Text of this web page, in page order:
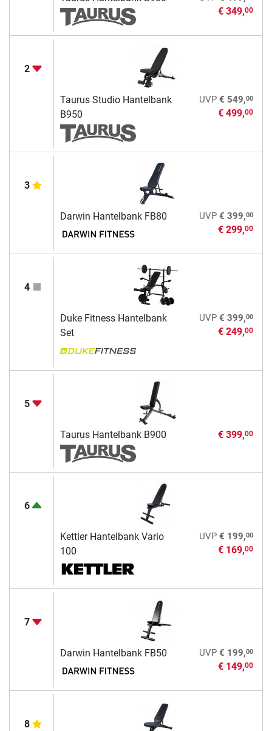
€ 349,00
2
Taurus Studio Hantelbank
B950
UVP € 549,00
€ 499,00
3
Darwin Hantelbank FB80 UVP € 399,00
€ 299,00
4
Duke Fitness Hantelbank
Set
UVP € 399,00
€ 249,00
5
Taurus Hantelbank B900 € 399,00
6
Kettler Hantelbank Vario
100
UVP € 199,00
€ 169,00
7
Darwin Hantelbank FB50 UVP € 199,00
€ 149,00
8